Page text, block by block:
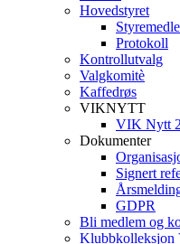
Hovedstyret
Protokoll
Kontrollutvalg
Valgkomitè
Kaffedrøs
VIKNYTT
VIK Nytt
Dokumenter
Signert
GDPR
Bli medlem og
Klubbkolleksjon